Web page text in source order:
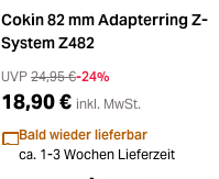
Cokin 82 mm Adapterring Z-
System Z482
UVP 24,95 €-24%
18,90 € inkl. MwSt.
Bald wieder lieferbar
ca. 1-3 Wochen Lieferzeit